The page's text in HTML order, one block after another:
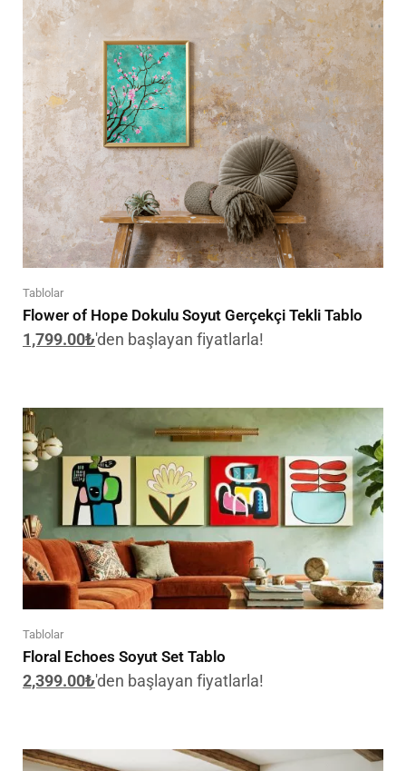
Tablolar
Flower of Hope Dokulu Soyut Gerçekçi Tekli Tablo
1,799.00₺'den başlayan fiyatlarla!
Tablolar
Floral Echoes Soyut Set Tablo
2,399.00₺'den başlayan fiyatlarla!